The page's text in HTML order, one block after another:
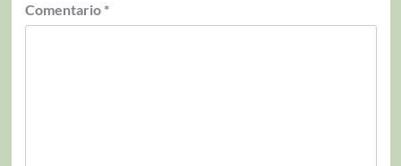
Comentario *